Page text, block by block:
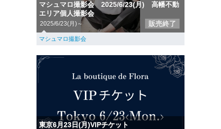
マシュマロ撮影会 2025/6/23(月) 高幡不動
エリア個人撮影会
2025/6/23(月)～ 販売終了
マシュマロ撮影会
東京6月23日(月)VIPチケット